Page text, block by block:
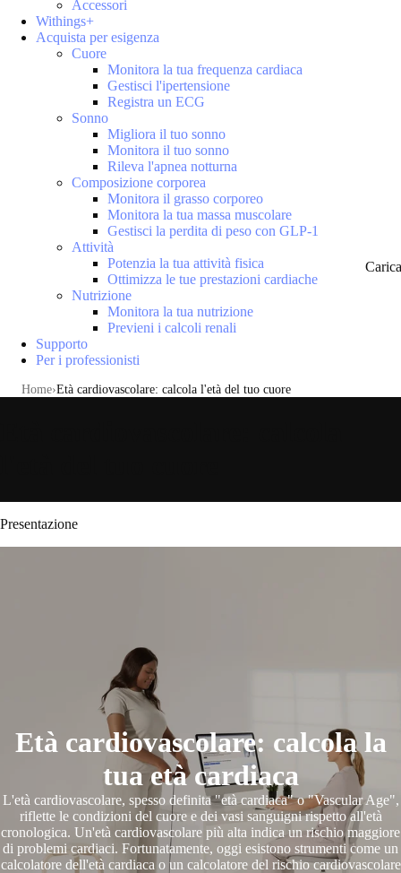
Accessori
Withings+
Acquista per esigenza
Cuore
Monitora la tua frequenza cardiaca
Gestisci l'ipertensione
Registra un ECG
Sonno
Migliora il tuo sonno
Monitora il tuo sonno
Rileva l'apnea notturna
Composizione corporea
Monitora il grasso corporeo
Monitora la tua massa muscolare
Gestisci la perdita di peso con GLP-1
Attività
Potenzia la tua attività fisica
Ottimizza le tue prestazioni cardiache
Nutrizione
Monitora la tua nutrizione
Previeni i calcoli renali
Supporto
Per i professionisti
Home Età cardiovascolare: calcola l'età del tuo cuore
Presentazione
Età cardiovascolare: calcola la
tua età cardiaca
L'età cardiovascolare, spesso definita "età cardiaca" o "Vascular Age",
riflette le condizioni del cuore e dei vasi sanguigni rispetto all'età
cronologica. Un'età cardiovascolare più alta indica un rischio maggiore
di problemi cardiaci. Fortunatamente, oggi esistono strumenti come un
calcolatore dell'età cardiaca o un calcolatore del rischio cardiovascolare